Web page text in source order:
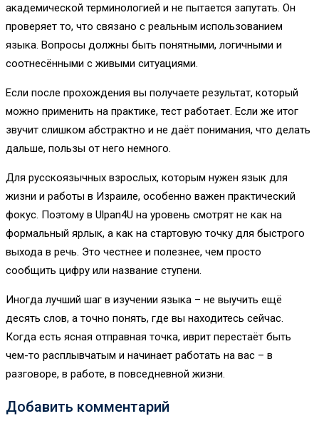
академической терминологией и не пытается запутать. Он
проверяет то, что связано с реальным использованием
языка. Вопросы должны быть понятными, логичными и
соотнесёнными с живыми ситуациями.
Если после прохождения вы получаете результат, который
можно применить на практике, тест работает. Если же итог
звучит слишком абстрактно и не даёт понимания, что делать
дальше, пользы от него немного.
Для русскоязычных взрослых, которым нужен язык для
жизни и работы в Израиле, особенно важен практический
фокус. Поэтому в Ulpan4U на уровень смотрят не как на
формальный ярлык, а как на стартовую точку для быстрого
выхода в речь. Это честнее и полезнее, чем просто
сообщить цифру или название ступени.
Иногда лучший шаг в изучении языка – не выучить ещё
десять слов, а точно понять, где вы находитесь сейчас.
Когда есть ясная отправная точка, иврит перестаёт быть
чем-то расплывчатым и начинает работать на вас – в
разговоре, в работе, в повседневной жизни.
Добавить комментарий